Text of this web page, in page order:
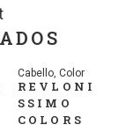
Cabello,Color
REVLONI
SSIMO
COLORS